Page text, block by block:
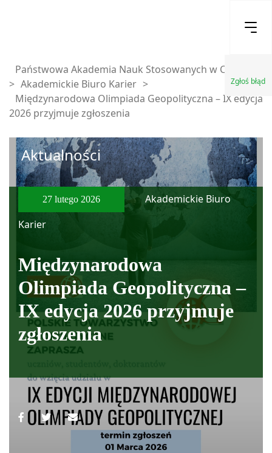
Zgłoś błąd
Państwowa Akademia Nauk Stosowanych w Chełmie
> Akademickie Biuro Karier >
Międzynarodowa Olimpiada Geopolityczna – IX edycja
2026 przyjmuje zgłoszenia
Aktualności
27 lutego 2026
Akademickie Biuro
Karier
Międzynarodowa
Olimpiada Geopolityczna –
IX edycja 2026 przyjmuje
zgłoszenia